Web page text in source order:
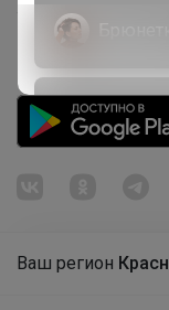
Ваш регион
Укорачиватель
Туфли на
Продолжая